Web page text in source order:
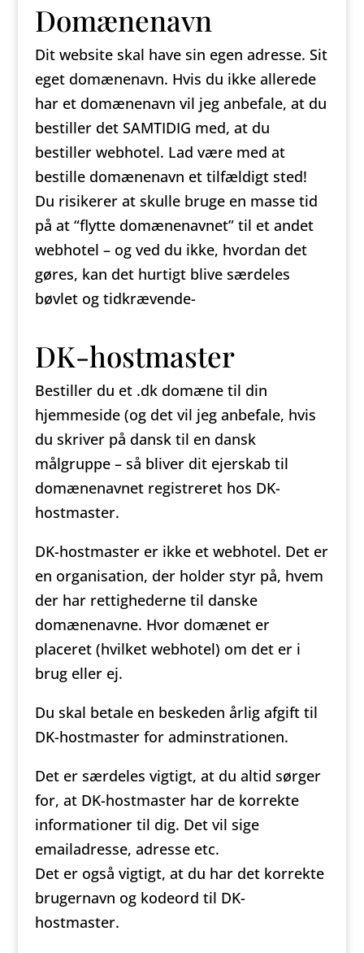
Domænenavn
Dit website skal have sin egen adresse. Sit
eget domænenavn. Hvis du ikke allerede
har et domænenavn vil jeg anbefale, at du
bestiller det SAMTIDIG med, at du
bestiller webhotel. Lad være med at
bestille domænenavn et tilfældigt sted!
Du risikerer at skulle bruge en masse tid
på at “flytte domænenavnet” til et andet
webhotel – og ved du ikke, hvordan det
gøres, kan det hurtigt blive særdeles
bøvlet og tidkrævende-
DK-hostmaster
Bestiller du et .dk domæne til din
hjemmeside (og det vil jeg anbefale, hvis
du skriver på dansk til en dansk
målgruppe – så bliver dit ejerskab til
domænenavnet registreret hos DK-
hostmaster.
DK-hostmaster er ikke et webhotel. Det er
en organisation, der holder styr på, hvem
der har rettighederne til danske
domænenavne. Hvor domænet er
placeret (hvilket webhotel) om det er i
brug eller ej.
Du skal betale en beskeden årlig afgift til
DK-hostmaster for adminstrationen.
Det er særdeles vigtigt, at du altid sørger
for, at DK-hostmaster har de korrekte
informationer til dig. Det vil sige
emailadresse, adresse etc.
Det er også vigtigt, at du har det korrekte
brugernavn og kodeord til DK-
hostmaster.